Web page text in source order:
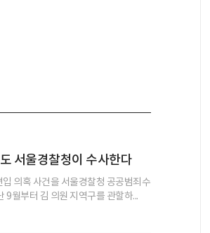
서울경찰청이 수사한다
의혹 사건을 서울경찰청 공공범죄수
9월부터 김 의원 지역구를 관할하...